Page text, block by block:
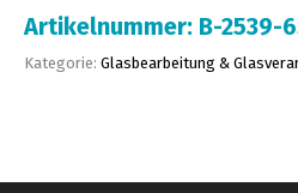
Artikelnummer: B-2539-
Kategorie: Glasbearbeitung &